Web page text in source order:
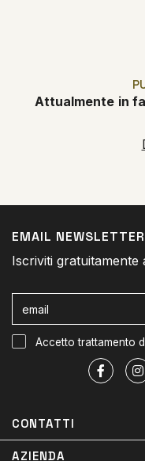
Attualmente in
EMAIL NEWSLETTER
Iscriviti
Accetto trattamento
CONTATTI
AZIENDA